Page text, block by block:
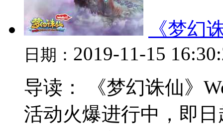
《梦幻
日期： 2019-11-15
导读： 《梦幻诛仙》
活动火爆进行中，即